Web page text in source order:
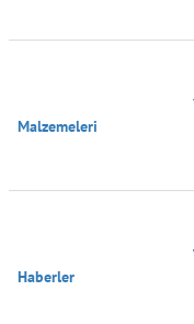
Malzemeleri
Haberler